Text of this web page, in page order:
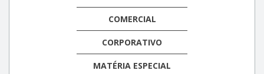
COMERCIAL
CORPORATIVO
MATÉRIA ESPECIAL